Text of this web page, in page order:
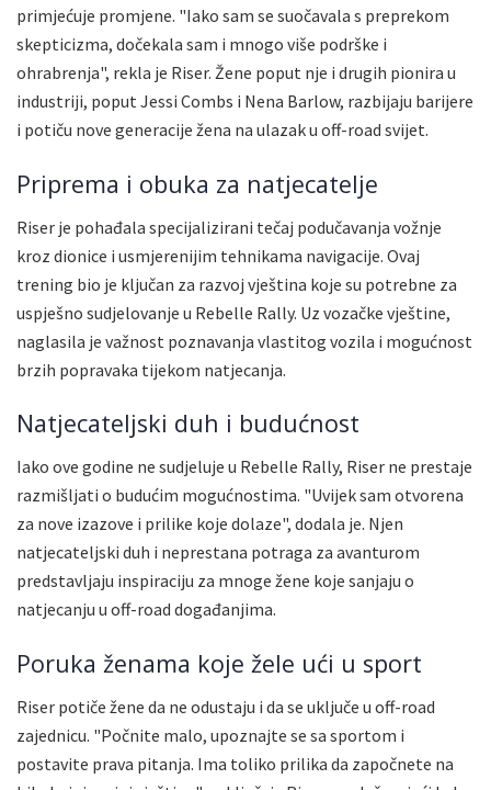
primjećuje promjene. "Iako sam se suočavala s preprekom
skepticizma, dočekala sam i mnogo više podrške i
ohrabrenja", rekla je Riser. Žene poput nje i drugih pionira u
industriji, poput Jessi Combs i Nena Barlow, razbijaju barijere
i potiču nove generacije žena na ulazak u off-road svijet.
Priprema i obuka za natjecatelje
Riser je pohađala specijalizirani tečaj podučavanja vožnje
kroz dionice i usmjerenijim tehnikama navigacije. Ovaj
trening bio je ključan za razvoj vještina koje su potrebne za
uspješno sudjelovanje u Rebelle Rally. Uz vozačke vještine,
naglasila je važnost poznavanja vlastitog vozila i mogućnost
brzih popravaka tijekom natjecanja.
Natjecateljski duh i budućnost
Iako ove godine ne sudjeluje u Rebelle Rally, Riser ne prestaje
razmišljati o budućim mogućnostima. "Uvijek sam otvorena
za nove izazove i prilike koje dolaze", dodala je. Njen
natjecateljski duh i neprestana potraga za avanturom
predstavljaju inspiraciju za mnoge žene koje sanjaju o
natjecanju u off-road događanjima.
Poruka ženama koje žele ući u sport
Riser potiče žene da ne odustaju i da se uključe u off-road
zajednicu. "Počnite malo, upoznajte se sa sportom i
postavite prava pitanja. Ima toliko prilika da započnete na